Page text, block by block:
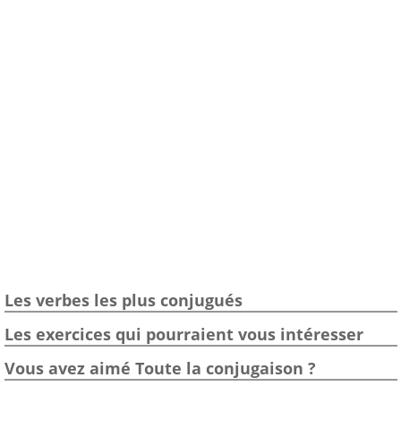
Les verbes les plus conjugués
Les exercices qui pourraient vous intéresser
Vous avez aimé Toute la conjugaison ?